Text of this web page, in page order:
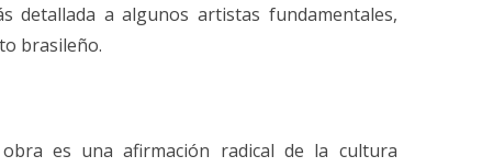
detallada a algunos artistas fundamentales,
brasileño.
es una afirmación radical de la cultura